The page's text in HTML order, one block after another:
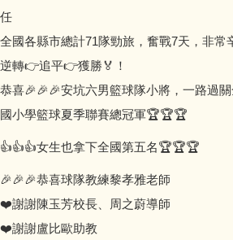
任
全國各縣市總計71隊勁旅，奮戰7天，非常
逆轉👉追平👉獲勝🏅️！
恭喜🎉🎉🎉安坑六男籃球隊小將，一路過
國小學籃球夏季聯賽總冠軍🏆🏆🏆
👍👍👍女生也拿下全國第五名🏆🏆🏆
🎉🎉🎉恭喜球隊教練黎孝雅老師
❤️謝謝陳玉芳校長、周之蔚導師
❤️謝謝盧比歐助教